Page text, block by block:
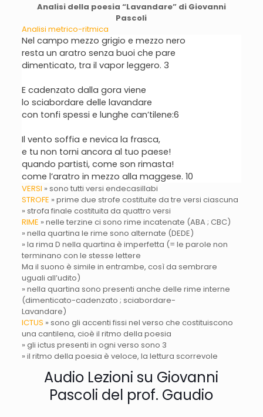
Analisi della poesia “Lavandare” di Giovanni
Pascoli
Analisi metrico-ritmica
Nel campo mezzo grigio e mezzo nero
resta un aratro senza buoi che pare
dimenticato, tra il vapor leggero. 3
E cadenzato dalla gora viene
lo sciabordare delle lavandare
con tonfi spessi e lunghe can’tilene:6
Il vento soffia e nevica la frasca,
e tu non torni ancora al tuo paese!
quando partisti, come son rimasta!
come l’aratro in mezzo alla maggese. 10
VERSI » sono tutti versi endecasillabi
STROFE » prime due strofe costituite da tre versi ciascuna
» strofa finale costituita da quattro versi
RIME » nelle terzine ci sono rime incatenate (ABA ; CBC)
» nella quartina le rime sono alternate (DEDE)
» la rima D nella quartina è imperfetta (= le parole non
terminano con le stesse lettere
Ma il suono è simile in entrambe, così da sembrare
uguali all’udito)
» nella quartina sono presenti anche delle rime interne
(dimenticato-cadenzato ; sciabordare-
Lavandare)
ICTUS » sono gli accenti fissi nel verso che costituiscono
una cantilena, cioè il ritmo della poesia
» gli ictus presenti in ogni verso sono 3
» il ritmo della poesia è veloce, la lettura scorrevole
Audio Lezioni su Giovanni
Pascoli del prof. Gaudio